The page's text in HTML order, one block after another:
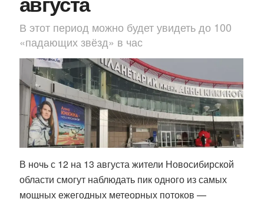
В этот период можно будет увидеть до 100
«падающих звёзд» в час
В ночь с 12 на 13 августа жители Новосибирской
области смогут наблюдать пик одного из самых
мощных ежегодных метеорных потоков —